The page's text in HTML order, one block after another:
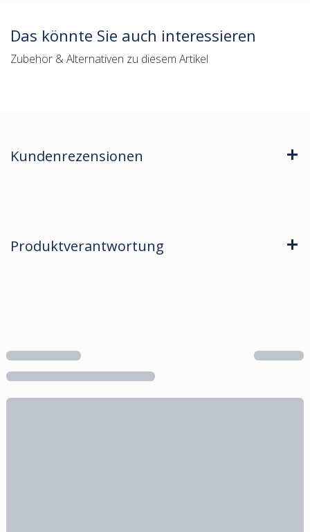
Das könnte Sie auch interessieren
Zubehör & Alternativen zu diesem Artikel
Kundenrezensionen
Produktverantwortung